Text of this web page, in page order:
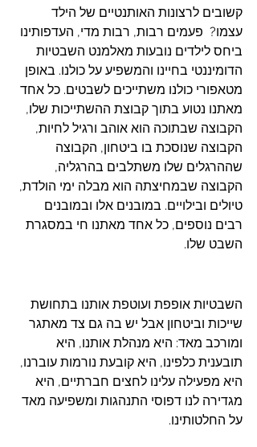
קשובים לרצונות האותנטיים של הילד
עצמו?  פעמים רבות, רבות מדי, העדפותינו
ביחס לילדים נובעות מאלמנט השבטיות
הדומיננטי בחיינו והמשפיע על כולנו. באופן
מטאפורי כולנו משתייכים לשבטים. כל אחד
מאתנו נטוע בתוך קבוצת ההשתייכות שלו,
הקבוצה שבתוכה הוא אוהב ורגיל לחיות,
הקבוצה שנוסכת בו ביטחון, הקבוצה
שההרגלים שלו משתלבים בהרגליה,
הקבוצה שבמחיצתה הוא מבלה ימי הולדת,
טיולים ובילויים. במובנים אלו ובמובנים
רבים נוספים, כל אחד מאתנו חי במסגרת
השבט שלו.
השבטיות אופפת ועוטפת אותנו בתחושת
שייכות וביטחון אבל יש בה גם צד מאתגר
ומורכב מאד: היא מנהלת אותנו, היא
תובענית כלפינו, היא קובעת נורמות עוברנו,
היא מפעילה עלינו לחצים חברתיים, היא
מגדירה לנו דפוסי התנהגות ומשפיעה מאד
על החלטותינו.